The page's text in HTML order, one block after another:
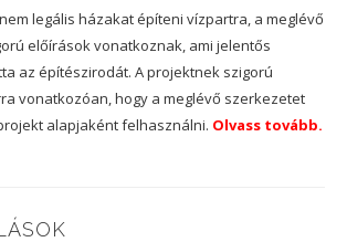
legális házakat építeni vízpartra, a meglévő
előírások vonatkoznak, ami jelentős
az építészirodát. A projektnek szigorú
vonatkozóan, hogy a meglévő szerkezetet
alapjaként felhasználni. Olvass tovább.